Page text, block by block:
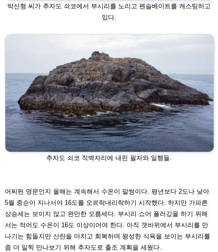
박신형 씨가 추자도 쇠코에서 부시리를 노리고 펜슬베이트를 캐스팅하고
있 다.
추자도 쇠코 직벽자리에 내린 필자와 일행들.
어찌된 영문인지 올해는 계속해서 수온이 말썽이다. 평년보다 2도나 낮아
5월 중순이 지나서야 16도를 오르락내리락하기 시작했다. 하지만 가파른
상승세는 보이지 않고 완만한 오름세다. 부시리 쇼어 플러깅을 하기 위해
서는 적어도 수온이 16도 이상이어여 한다. 아직 갯바위에서 부시리를 만
나기는 힘들지만 산란을 마치고 회복하며 왕성한 식욕을 보이는 부시리를
좀 더 일찍 만나보기 위해 추자도로 출조 계획을 세웠다.